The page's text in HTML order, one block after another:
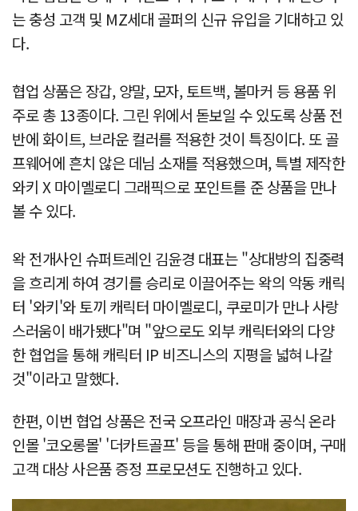
는 충성 고객 및 MZ세대 골퍼의 신규 유입을 기대하고 있
다.
협업 상품은 장갑, 양말, 모자, 토트백, 볼마커 등 용품 위
주로 총 13종이다. 그린 위에서 돋보일 수 있도록 상품 전
반에 화이트, 브라운 컬러를 적용한 것이 특징이다. 또 골
프웨어에 흔치 않은 데님 소재를 적용했으며, 특별 제작한
와키 X 마이멜로디 그래픽으로 포인트를 준 상품을 만나
볼 수 있다.
왁 전개사인 슈퍼트레인 김윤경 대표는 "상대방의 집중력
을 흐리게 하여 경기를 승리로 이끌어주는 왁의 악동 캐릭
터 '와키'와 토끼 캐릭터 마이멜로디, 쿠로미가 만나 사랑
스러움이 배가됐다"며 "앞으로도 외부 캐릭터와의 다양
한 협업을 통해 캐릭터 IP 비즈니스의 지평을 넓혀 나갈
것"이라고 말했다.
한편, 이번 협업 상품은 전국 오프라인 매장과 공식 온라
인몰 '코오롱몰' '더카트골프' 등을 통해 판매 중이며, 구매
고객 대상 사은품 증정 프로모션도 진행하고 있다.